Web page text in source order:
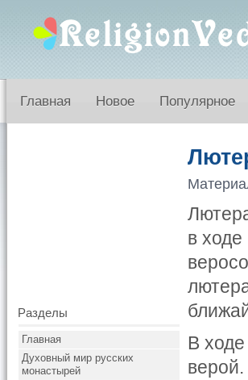
Главная Новое Популярное
Разделы
Главная
Духовный мир русских
монастырей
в
В